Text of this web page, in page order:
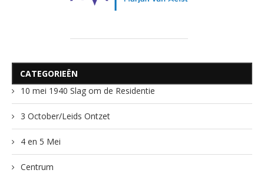
CATEGORIEËN
10 mei 1940 Slag om de Residentie
3 October/Leids Ontzet
4 en 5 Mei
Centrum